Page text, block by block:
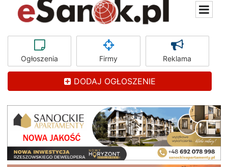
Ogłoszenia Firmy Reklama
DODAJ OGŁOSZENIE